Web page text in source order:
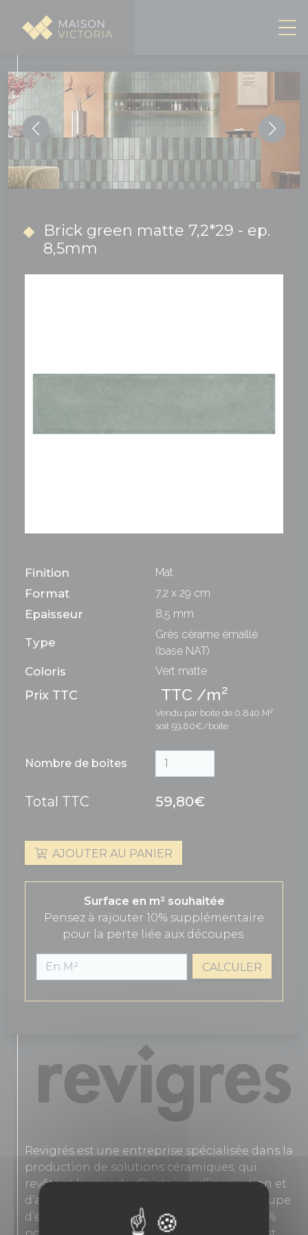
Brick green matte 7,2*29 - ep.
8,5mm
Finition Mat
Format 7,2 x 29 cm
Epaisseur 8,5 mm
Type
Grès cérame émaillé
(base NAT)
Coloris Vert matte
Prix TTC TTC /m2
Vendu par boite de 0.840 M²
soit 59,80€/boite
Nombre de boites
Total TTC 59,80€
AJOUTER AU PANIER
Surface en m² souhaitée
Pensez à rajouter 10% supplémentaire
pour la perte liée aux découpes.
CALCULER
Revigrés est une entreprise spécialisée dans la
production de solutions céramiques, qui
revêtent le monde d’histoires, d’inspiration et
d’art depuis plus de 40 ans. En 1977, un groupe
d’entrepreneurs a créé une entreprise 100%